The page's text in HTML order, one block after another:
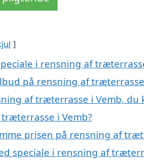
i rensning af
på rensning af
af træterrasse i Vemb, du
i Vemb?
prisen på rensning af
speciale i rensning af